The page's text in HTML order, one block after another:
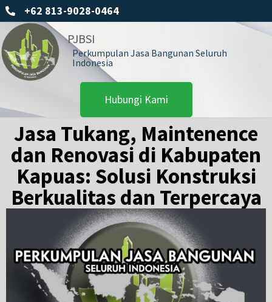
+62 813-9028-0464
PJBSI
Perkumpulan Jasa Bangunan Seluruh
Indonesia
Hubungi Kami
Jasa Tukang, Maintenence
dan Renovasi di Kabupaten
Kapuas: Solusi Konstruksi
Berkualitas dan Terpercaya